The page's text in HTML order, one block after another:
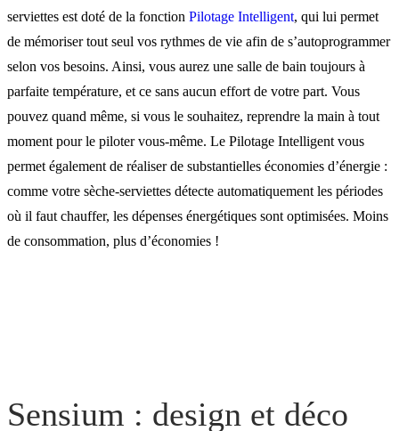
serviettes est doté de la fonction Pilotage Intelligent, qui lui permet
de mémoriser tout seul vos rythmes de vie afin de s’autoprogrammer
selon vos besoins. Ainsi, vous aurez une salle de bain toujours à
parfaite température, et ce sans aucun effort de votre part. Vous
pouvez quand même, si vous le souhaitez, reprendre la main à tout
moment pour le piloter vous-même. Le Pilotage Intelligent vous
permet également de réaliser de substantielles économies d’énergie :
comme votre sèche-serviettes détecte automatiquement les périodes
où il faut chauffer, les dépenses énergétiques sont optimisées. Moins
de consommation, plus d’économies !
Sensium : design et déco